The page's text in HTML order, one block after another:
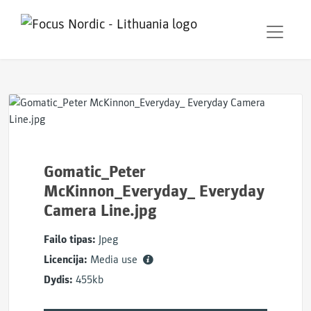
Gomatic_Peter
McKinnon_Everyday_ Everyday
Camera Line.jpg
Failo tipas: Jpeg
Licencija: Media use
Dydis: 455kb